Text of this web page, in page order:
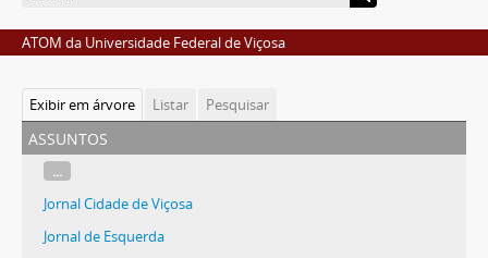
ATOM da Universidade Federal de Viçosa
Exibir em árvore Listar Pesquisar
assuntos
...
Jornal Cidade de Viçosa
Jornal de Esquerda